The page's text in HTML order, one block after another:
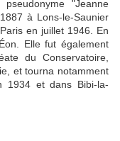
"Jeanne
à Lons-le-Saunier
en juillet 1946. En
Elle fut également
du Conservatoire,
et tourna notamment
et dans Bibi-la-